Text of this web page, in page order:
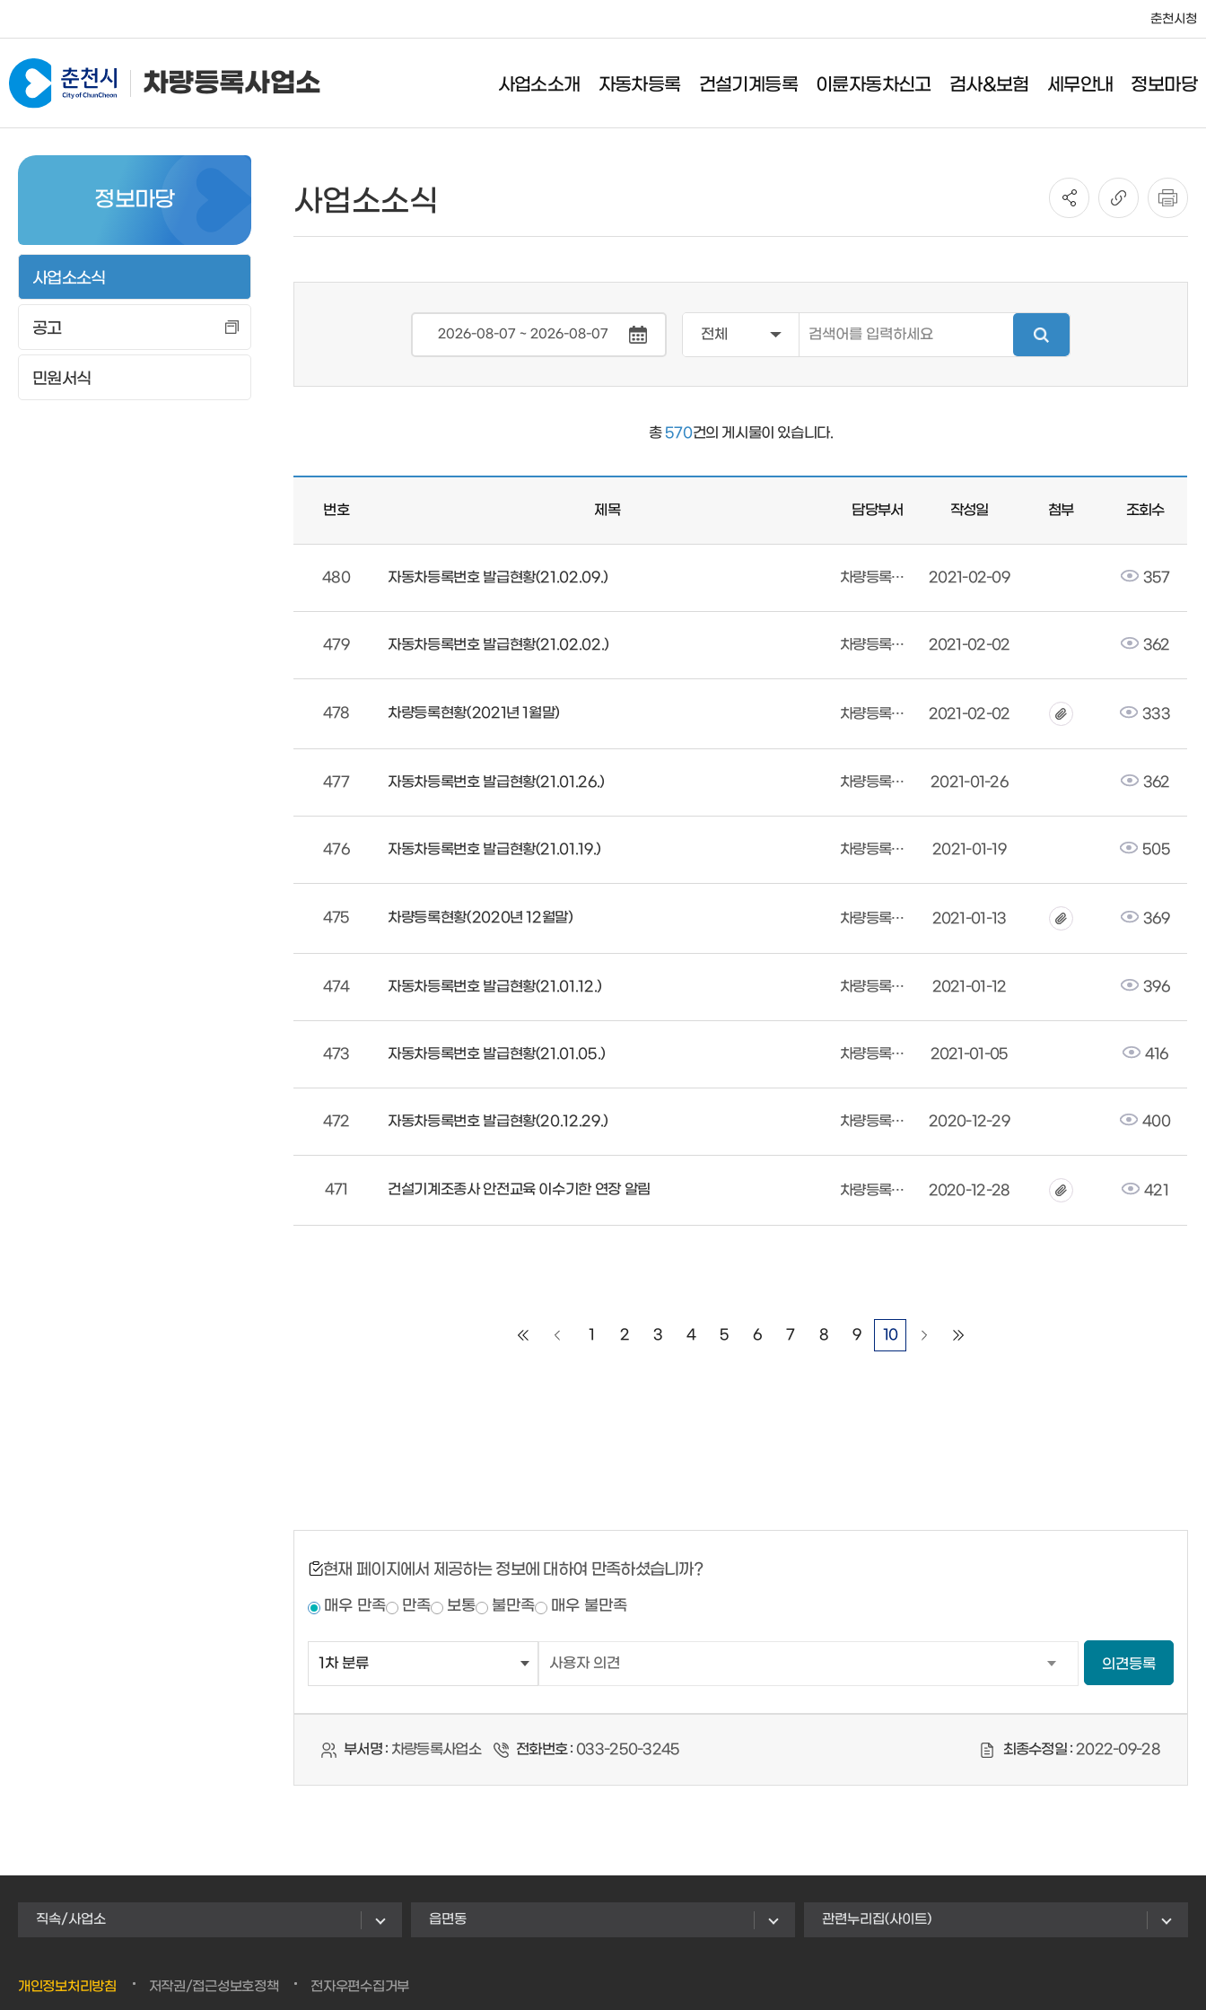
춘천시청
차량등록사업소 사업소소개
사업소소개
전화번호
위치안내
자동차등록
이전등록
임시운행
등록말소
자가용화물자동차 사용신
자동차등록증 재교부
건설기계등록
신규등록
등록사항변경
저당권등록/말소
이륜자동차신고
이륜자동차 정기검사
검사&보험
자동차의무보험
세무안내
취등록세/공채매입비율
정보마당
사업소소식
공고
정보마당
사업소소식
공고
민원서식
사업소소식
총570건의 게시물이 있습니다.
번호 제목 담당부서 작성일 첨부 조회수
480 자동차등록번호 발급현황(21.02.09.) 차량등록사업소 2021-02-09 357
479 자동차등록번호 발급현황(21.02.02.) 차량등록사업소 2021-02-02 362
478 차량등록현황(2021년 1월말) 차량등록사업소 2021-02-02 333
477 자동차등록번호 발급현황(21.01.26.) 차량등록사업소 2021-01-26 362
476 자동차등록번호 발급현황(21.01.19.) 차량등록사업소 2021-01-19 505
475 차량등록현황(2020년 12월말) 차량등록사업소 2021-01-13 369
474 자동차등록번호 발급현황(21.01.12.) 차량등록사업소 2021-01-12 396
473 자동차등록번호 발급현황(21.01.05.) 차량등록사업소 2021-01-05 416
472 자동차등록번호 발급현황(20.12.29.) 차량등록사업소 2020-12-29 400
471 건설기계조종사 안전교육 이수기한 연장 알림 차량등록사업소 2020-12-28 421
1 2 3 4 5 6 7 8 9 10
현재 페이지에서 제공하는 정보에 대하여 만족하셨습니까?
매우 만족 만족 보통 불만족 매우 불만족
의견등록
부서명 : 차량등록사업소 전화번호 : 033-250-3245 최종수정일 : 2022-09-28
직속/사업소 읍면동 관련누리집(사이트)
개인정보처리방침 저작권/접근성보호정책 전자우편수집거부